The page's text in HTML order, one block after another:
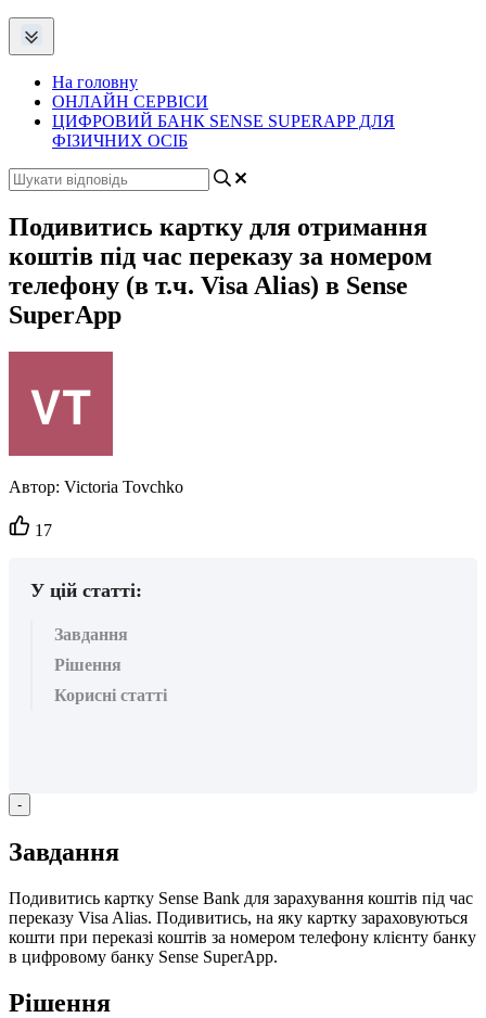
На головну
ОНЛАЙН СЕРВІСИ
ЦИФРОВИЙ БАНК SENSE SUPERAPP ДЛЯ
ФІЗИЧНИХ ОСІБ
Подивитись картку для отримання
коштів під час переказу за номером
телефону (в т.ч. Visa Alias) в Sense
SuperApp
Автор: Victoria Tovchko
Кількість
вподобайок:
17
У цій статті:
Завдання
Рішення
Корисні статті
-
Завдання
Подивитись картку Sense Bank для зарахування коштів під час
переказу Visa Alias. Подивитись, на яку картку зараховуються
кошти при переказі коштів за номером телефону клієнту банку
в цифровому банку Sense SuperApp.
Рішення